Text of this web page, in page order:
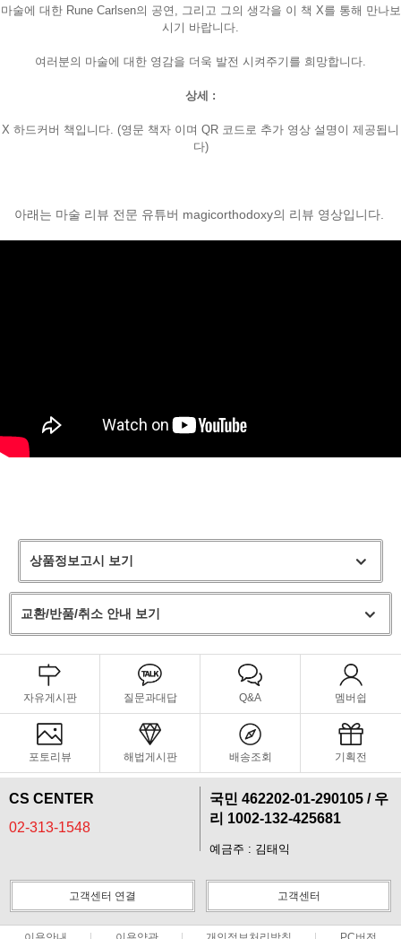
마술에 대한 Rune Carlsen의 공연, 그리고 그의 생각을 이 책 X를 통해 만나보
시기 바랍니다.
여러분의 마술에 대한 영감을 더욱 발전 시켜주기를 희망합니다.
상세 :
X 하드커버 책입니다. (영문 책자 이며 QR 코드로 추가 영상 설명이 제공됩니
다)
아래는 마술 리뷰 전문 유튜버 magicorthodoxy의 리뷰 영상입니다.
상품정보고시 보기
교환/반품/취소 안내 보기
자유게시판 질문과대답 Q&A 멤버쉽
포토리뷰 해법게시판 배송조회 기획전
CS CENTER
02-313-1548
국민 462202-01-290105 / 우
리 1002-132-425681
예금주 : 김태익
고객센터 연결 고객센터